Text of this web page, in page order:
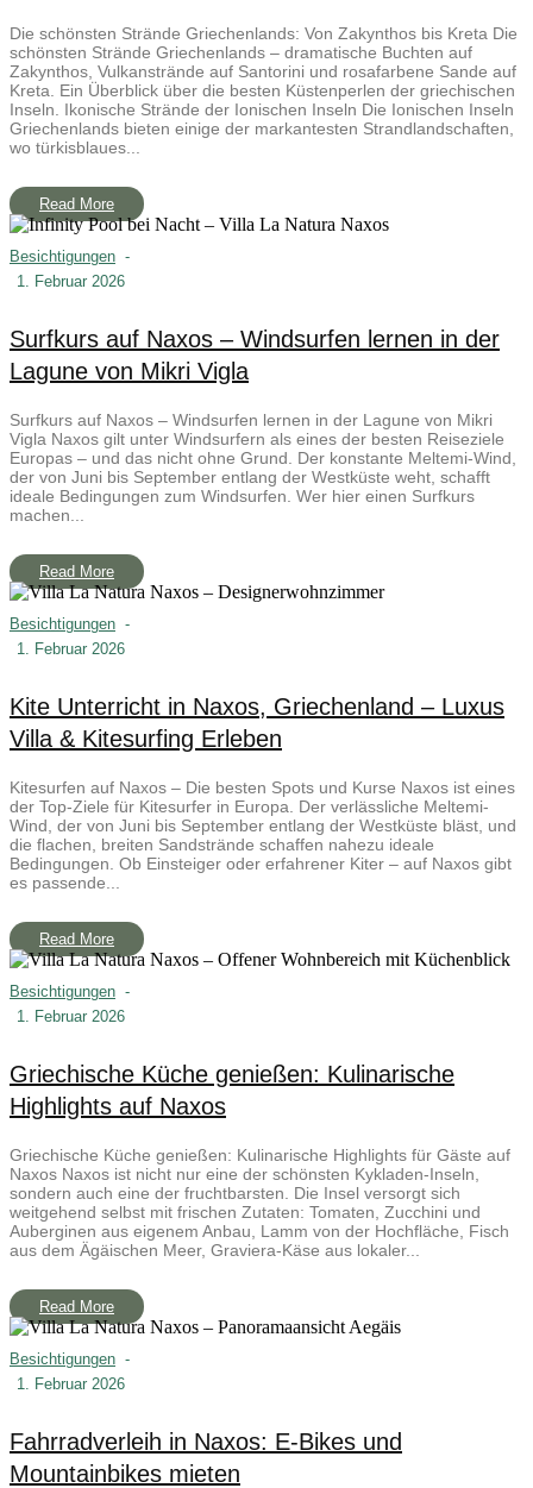
Die schönsten Strände Griechenlands: Von Zakynthos bis Kreta Die
schönsten Strände Griechenlands – dramatische Buchten auf
Zakynthos, Vulkanstrände auf Santorini und rosafarbene Sande auf
Kreta. Ein Überblick über die besten Küstenperlen der griechischen
Inseln. Ikonische Strände der Ionischen Inseln Die Ionischen Inseln
Griechenlands bieten einige der markantesten Strandlandschaften,
wo türkisblaues...
Read More
Besichtigungen -
1. Februar 2026
Surfkurs auf Naxos – Windsurfen lernen in der
Lagune von Mikri Vigla
Surfkurs auf Naxos – Windsurfen lernen in der Lagune von Mikri
Vigla Naxos gilt unter Windsurfern als eines der besten Reiseziele
Europas – und das nicht ohne Grund. Der konstante Meltemi-Wind,
der von Juni bis September entlang der Westküste weht, schafft
ideale Bedingungen zum Windsurfen. Wer hier einen Surfkurs
machen...
Read More
Besichtigungen -
1. Februar 2026
Kite Unterricht in Naxos, Griechenland – Luxus
Villa & Kitesurfing Erleben
Kitesurfen auf Naxos – Die besten Spots und Kurse Naxos ist eines
der Top-Ziele für Kitesurfer in Europa. Der verlässliche Meltemi-
Wind, der von Juni bis September entlang der Westküste bläst, und
die flachen, breiten Sandstrände schaffen nahezu ideale
Bedingungen. Ob Einsteiger oder erfahrener Kiter – auf Naxos gibt
es passende...
Read More
Besichtigungen -
1. Februar 2026
Griechische Küche genießen: Kulinarische
Highlights auf Naxos
Griechische Küche genießen: Kulinarische Highlights für Gäste auf
Naxos Naxos ist nicht nur eine der schönsten Kykladen-Inseln,
sondern auch eine der fruchtbarsten. Die Insel versorgt sich
weitgehend selbst mit frischen Zutaten: Tomaten, Zucchini und
Auberginen aus eigenem Anbau, Lamm von der Hochfläche, Fisch
aus dem Ägäischen Meer, Graviera-Käse aus lokaler...
Read More
Besichtigungen -
1. Februar 2026
Fahrradverleih in Naxos: E-Bikes und
Mountainbikes mieten